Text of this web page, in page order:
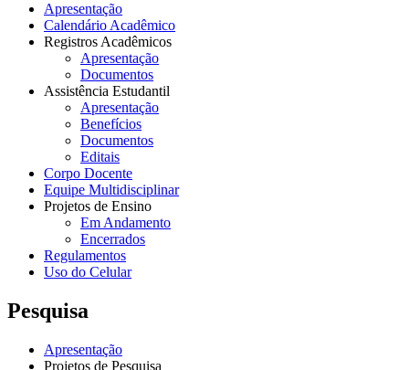
Apresentação
Calendário Acadêmico
Registros Acadêmicos
Apresentação
Documentos
Assistência Estudantil
Apresentação
Benefícios
Documentos
Editais
Corpo Docente
Equipe Multidisciplinar
Projetos de Ensino
Em Andamento
Encerrados
Regulamentos
Uso do Celular
Pesquisa
Apresentação
Projetos de Pesquisa